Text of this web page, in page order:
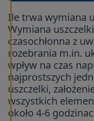
Ile trwa wymiana
Wymiana
czasochłonna z
rozebrania m.in.
wpływ na czas
najprostszych
uszczelki,
wszystkich
około 4-6